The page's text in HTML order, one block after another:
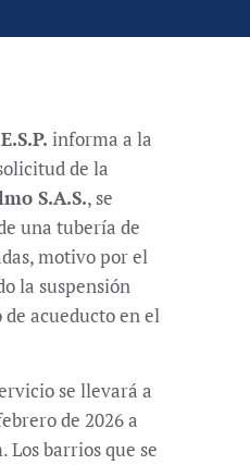
informa a la
de la
S.A.S., se
una tubería de
motivo por el
la suspensión
acueducto en el
se llevará a
de 2026 a
Los barrios que se